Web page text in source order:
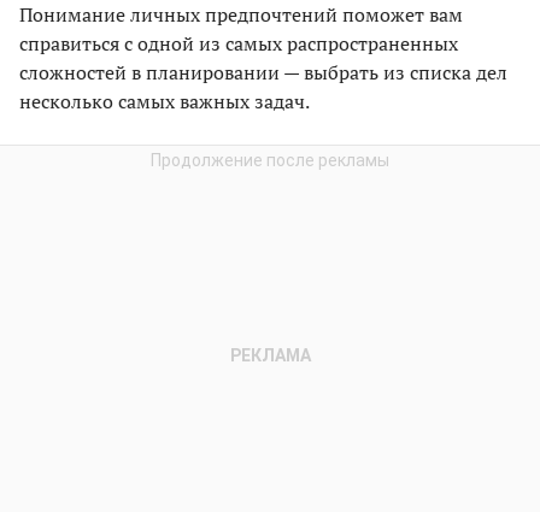
Понимание личных предпочтений поможет вам
справиться с одной из самых распространенных
сложностей в планировании — выбрать из списка дел
несколько самых важных задач.